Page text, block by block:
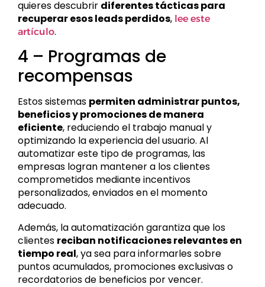
quieres descubrir diferentes tácticas para
recuperar esos leads perdidos, lee este
artículo.
4 – Programas de
recompensas
Estos sistemas permiten administrar puntos,
beneficios y promociones de manera
eficiente, reduciendo el trabajo manual y
optimizando la experiencia del usuario. Al
automatizar este tipo de programas, las
empresas logran mantener a los clientes
comprometidos mediante incentivos
personalizados, enviados en el momento
adecuado.
Además, la automatización garantiza que los
clientes reciban notificaciones relevantes en
tiempo real, ya sea para informarles sobre
puntos acumulados, promociones exclusivas o
recordatorios de beneficios por vencer.